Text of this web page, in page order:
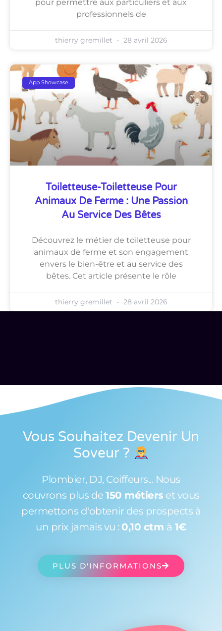
pour permettre aux particuliers et aux
professionnels de
thierry gremillet 28 avril 2026
App Showcase
Toiletteuse-Toiletteuse Pour
Animaux De Ferme : Une Passion
Au Service Des Bêtes
Découvrez le métier de toiletteuse pour
animaux de ferme et son engagement
envers le bien-être et au service des
bêtes. Cet article présente le rôle
thierry gremillet 28 avril 2026
Vous Souhaitez Devenir Un
Soveur ?
Plombier, DJ, Coiffeurs... Nous
couvrons plus de 150 métiers et vous
permettons d'obtenir des prospects à
un prix jamais vu : 0,10 ctm à 1€
PLUS D'INFORMATIONS